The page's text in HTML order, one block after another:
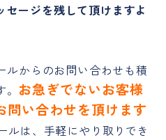
ージを残して頂けますよ
ルからのお問い合わせも積
お急ぎでないお客様
問い合わせを頂けます
ルは、手軽にやり取りでき